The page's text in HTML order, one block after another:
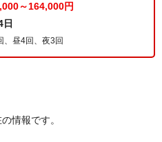
～164,000円
日
、昼4回、夜3回
情報です。